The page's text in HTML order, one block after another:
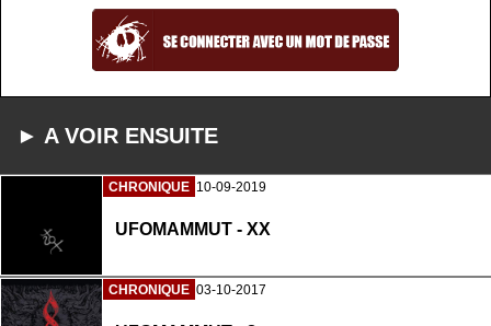
► A VOIR ENSUITE
CHRONIQUE 10-09-2019
UFOMAMMUT - XX
CHRONIQUE 03-10-2017